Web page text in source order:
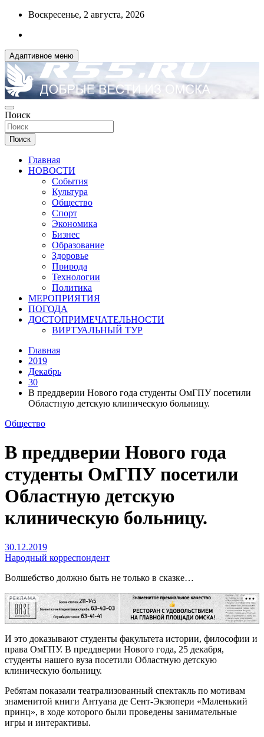
Перейти
содержимому
Воскресенье, 2 августа, 2026
Адаптивное меню
R55.RU
ДОБРЫЕ ВЕСТИ ИЗ ОМСКА
Поиск
Поиск
Главная
НОВОСТИ
События
Культура
Общество
Спорт
Экономика
Бизнес
Образование
Здоровье
Природа
Технологии
Политика
МЕРОПРИЯТИЯ
ПОГОДА
ДОСТОПРИМЕЧАТЕЛЬНОСТИ
ВИРТУАЛЬНЫЙ ТУР
Главная
2019
Декабрь
30
В преддверии Нового года студенты ОмГПУ посетили
Областную детскую клиническую больницу.
Общество
В преддверии Нового года
студенты ОмГПУ посетили
Областную детскую
клиническую больницу.
30.12.2019
Народный корреспондент
Волшебство должно быть не только в сказке…
РЕКЛАМА
И это доказывают студенты факультета истории, философии и
права ОмГПУ. В преддверии Нового года, 25 декабря,
студенты нашего вуза посетили Областную детскую
клиническую больницу.
Ребятам показали театрализованный спектакль по мотивам
знаменитой книги Антуана де Сент-Экзюпери «Маленький
принц», в ходе которого были проведены занимательные
игры и интерактивы.